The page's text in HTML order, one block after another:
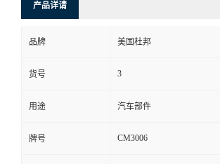
产品详请
品牌 美国杜邦
货号 3
用途 汽车部件
牌号 CM3006